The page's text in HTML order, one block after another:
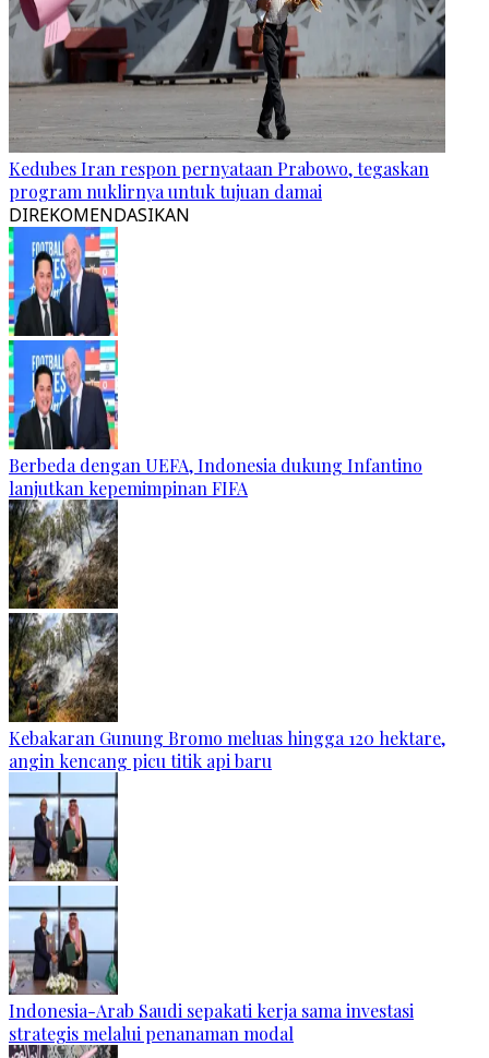
Kedubes Iran respon pernyataan Prabowo, tegaskan
program nuklirnya untuk tujuan damai
DIREKOMENDASIKAN
Berbeda dengan UEFA, Indonesia dukung Infantino
lanjutkan kepemimpinan FIFA
Kebakaran Gunung Bromo meluas hingga 120 hektare,
angin kencang picu titik api baru
Indonesia-Arab Saudi sepakati kerja sama investasi
strategis melalui penanaman modal